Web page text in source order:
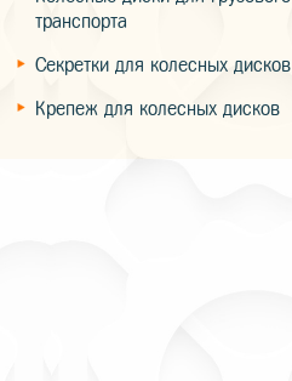
транспорта
Секретки для колесных дисков
Крепеж для колесных дисков